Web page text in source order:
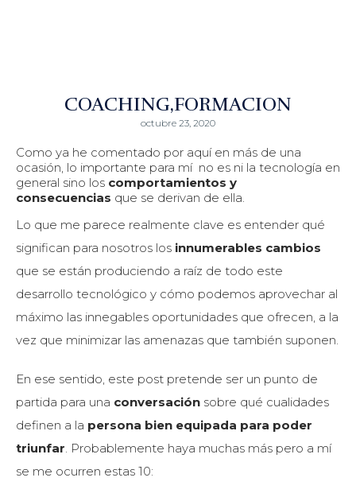
COACHING FORMACION
octubre 23, 2020
Como ya he comentado por aquí en más de una
ocasión, lo importante para mí no es ni la tecnología en
general sino los comportamientos y
consecuencias que se derivan de ella.
Lo que me parece realmente clave es entender qué
significan para nosotros los innumerables cambios
que se están produciendo a raíz de todo este
desarrollo tecnológico y cómo podemos aprovechar al
máximo las innegables oportunidades que ofrecen, a la
vez que minimizar las amenazas que también suponen.
En ese sentido, este post pretende ser un punto de
partida para una conversación sobre qué cualidades
definen a la persona bien equipada para poder
triunfar . Probablemente haya muchas más pero a mí
se me ocurren estas 10: